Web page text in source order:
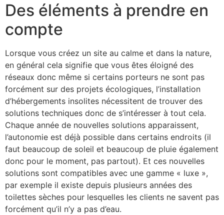
Des éléments à prendre en
compte
Lorsque vous créez un site au calme et dans la nature,
en général cela signifie que vous êtes éloigné des
réseaux donc même si certains porteurs ne sont pas
forcément sur des projets écologiques, l’installation
d’hébergements insolites nécessitent de trouver des
solutions techniques donc de s’intéresser à tout cela.
Chaque année de nouvelles solutions apparaissent,
l’autonomie est déjà possible dans certains endroits (il
faut beaucoup de soleil et beaucoup de pluie également
donc pour le moment, pas partout). Et ces nouvelles
solutions sont compatibles avec une gamme « luxe »,
par exemple il existe depuis plusieurs années des
toilettes sèches pour lesquelles les clients ne savent pas
forcément qu’il n’y a pas d’eau.